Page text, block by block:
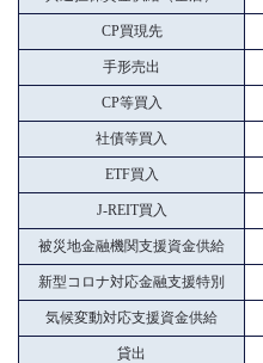
CP買現先
手形売出
CP等買入
社債等買入
ETF買入
J-REIT買入
被災地金融機関支援資金供給
新型コロナ対応金融支援特別
気候変動対応支援資金供給
貸出